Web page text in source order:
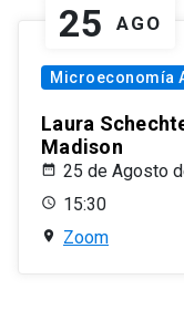
25 AGO
Microeconomía
Laura
Madison
25 de Agosto
15:30
Zoom